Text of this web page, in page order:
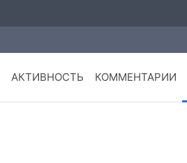
АКТИВНОСТЬ КОММЕНТАРИИ